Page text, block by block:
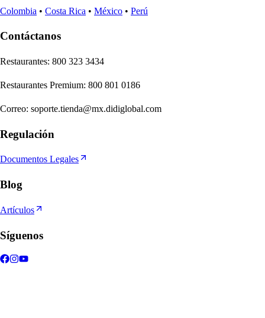
Colombia • Costa Rica • México • Perú
Contáctanos
Restaurantes: 800 323 3434
Restaurantes Premium: 800 801 0186
Correo: soporte.tienda@mx.didiglobal.com
Regulación
Documentos Legales
Blog
Artículos
Síguenos